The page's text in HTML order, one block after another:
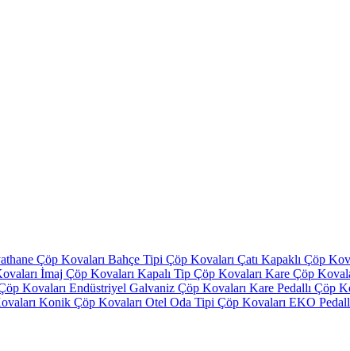
Çöp Kovaları Bahçe Tipi Çöp Kovaları Çatı Kapaklı Çöp
İmaj Çöp Kovaları Kapalı Tip Çöp Kovaları Kare Çöp
Kovaları Endüstriyel Galvaniz Çöp Kovaları Kare Pedallı Çöp
Konik Çöp Kovaları Otel Oda Tipi Çöp Kovaları EKO